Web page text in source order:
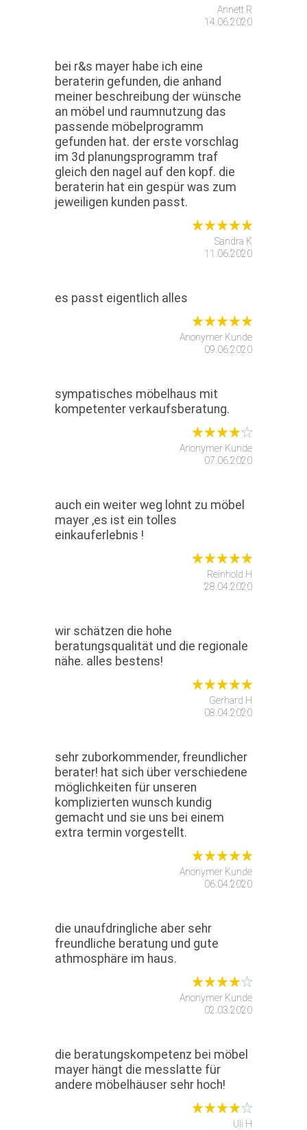
Annett R
14.06.2020
bei r&s mayer habe ich eine
beraterin gefunden, die anhand
meiner beschreibung der wünsche
an möbel und raumnutzung das
passende möbelprogramm
gefunden hat. der erste vorschlag
im 3d planungsprogramm traf
gleich den nagel auf den kopf. die
beraterin hat ein gespür was zum
jeweiligen kunden passt.
Sandra K
11.06.2020
es passt eigentlich alles
Anonymer Kunde
09.06.2020
sympatisches möbelhaus mit
kompetenter verkaufsberatung.
Anonymer Kunde
07.06.2020
auch ein weiter weg lohnt zu möbel
mayer ,es ist ein tolles
einkauferlebnis !
Reinhold H
28.04.2020
wir schätzen die hohe
beratungsqualität und die regionale
nähe. alles bestens!
Gerhard H
08.04.2020
sehr zuborkommender, freundlicher
berater! hat sich über verschiedene
möglichkeiten für unseren
komplizierten wunsch kundig
gemacht und sie uns bei einem
extra termin vorgestellt.
Anonymer Kunde
06.04.2020
die unaufdringliche aber sehr
freundliche beratung und gute
athmosphäre im haus.
Anonymer Kunde
02.03.2020
die beratungskompetenz bei möbel
mayer hängt die messlatte für
andere möbelhäuser sehr hoch!
Uli H